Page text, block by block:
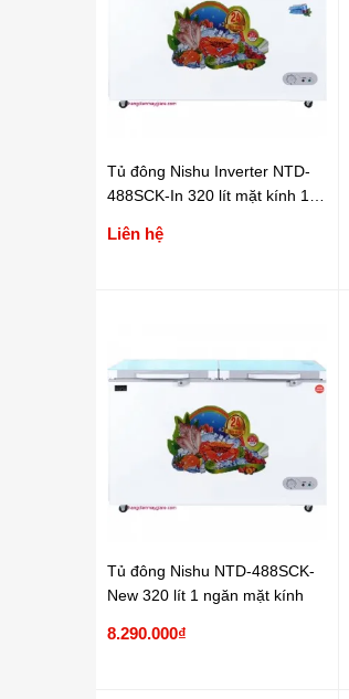
Tủ đông Nishu Inverter NTD-
488SCK-In 320 lít mặt kính 1
Liên hệ
Tủ đông Nishu NTD-488SCK-
New 320 lít 1 ngăn mặt kính
8.290.000₫